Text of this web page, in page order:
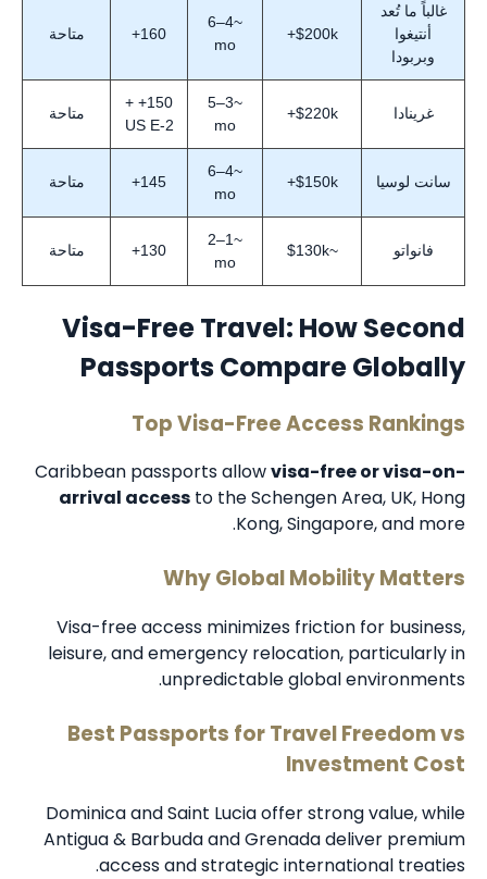
غالباً ما تُعد
أنتيغوا
وبربودا
$200k+
~4–6
mo
160+ متاحة
غرينادا $220k+
~3–5
mo
150+ +
US E-2
متاحة
سانت لوسيا $150k+
~4–6
mo
145+ متاحة
فانواتو ~$130k
~1–2
mo
130+ متاحة
Visa-Free Travel: How Second
Passports Compare Globally
Top Visa-Free Access Rankings
Caribbean passports allowvisa-free or visa-on-
arrival access to the Schengen Area, UK, Hong
Kong, Singapore, and more.
Why Global Mobility Matters
Visa-free access minimizes friction for business,
leisure, and emergency relocation, particularly in
unpredictable global environments.
Best Passports for Travel Freedom vs
Investment Cost
Dominica and Saint Lucia offer strong value, while
Antigua & Barbuda and Grenada deliver premium
access and strategic international treaties.